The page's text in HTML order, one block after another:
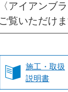
イアンブ
覧いただけ
施工・取扱
説明書